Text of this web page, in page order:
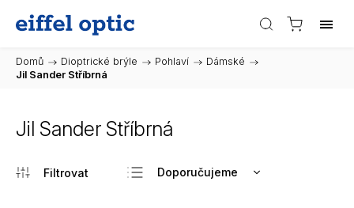
Domů / Dioptrické brýle / Pohlaví / Dámské /
Jil Sander Stříbrná
Jil Sander Stříbrná
Doporučujeme